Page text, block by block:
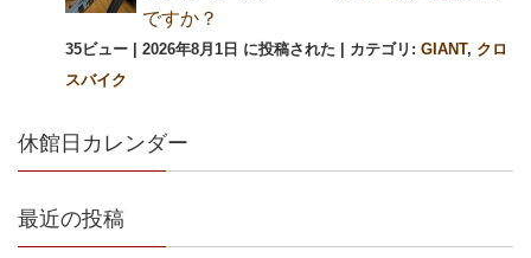
ですか？
35ビュー 2026年8月1日 に投稿された カテゴリ: GIANT, クロ
スバイク
休館日カレンダー
最近の投稿